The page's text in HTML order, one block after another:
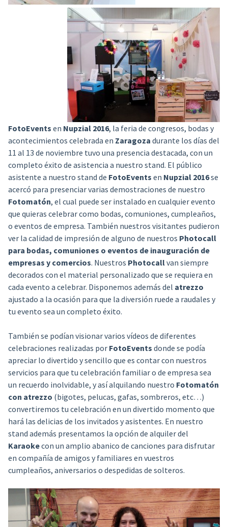
FotoEvents en Nupzial 2016, la feria de congresos, bodas y
acontecimientos celebrada en Zaragoza durante los días del
11 al 13 de noviembre tuvo una presencia destacada, con un
completo éxito de asistencia a nuestro stand. El público
asistente a nuestro stand de FotoEvents en Nupzial 2016se
acercó para presenciar varias demostraciones de nuestro
Fotomatón, el cual puede ser instalado en cualquier evento
que quieras celebrar como bodas, comuniones, cumpleaños,
o eventos de empresa. También nuestros visitantes pudieron
ver la calidad de impresión de alguno de nuestros Photocall
para bodas, comuniones o eventos de inauguración de
empresas y comercios. Nuestros Photocallvan siempre
decorados con el material personalizado que se requiera en
cada evento a celebrar. Disponemos además del atrezzo
ajustado a la ocasión para que la diversión ruede a raudales y
tu evento sea un completo éxito.
También se podían visionar varios vídeos de diferentes
celebraciones realizadas por FotoEvents donde se podía
apreciar lo divertido y sencillo que es contar con nuestros
servicios para que tu celebración familiar o de empresa sea
un recuerdo inolvidable, y así alquilando nuestro Fotomatón
con atrezzo (bigotes, pelucas, gafas, sombreros, etc…)
convertiremos tu celebración en un divertido momento que
hará las delicias de los invitados y asistentes. En nuestro
stand además presentamos la opción de alquiler del
Karaokecon un amplio abanico de canciones para disfrutar
en compañía de amigos y familiares en vuestros
cumpleaños, aniversarios o despedidas de solteros.